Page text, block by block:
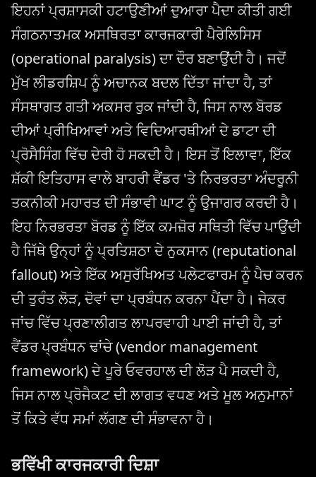
ਇਹਨਾਂ ਪ੍ਰਸ਼ਾਸਕੀ ਹਟਾਉਣੀਆਂ ਦੁਆਰਾ ਪੈਦਾ ਕੀਤੀ ਗਈ
ਸੰਗਠਨਾਤਮਕ ਅਸਥਿਰਤਾ ਕਾਰਜਕਾਰੀ ਪੈਰੇਲਿਸਿਸ
(operational paralysis) ਦਾ ਦੌਰ ਬਣਾਉਂਦੀ ਹੈ। ਜਦੋਂ
ਮੁੱਖ ਲੀਡਰਸ਼ਿਪ ਨੂੰ ਅਚਾਨਕ ਬਦਲ ਦਿੱਤਾ ਜਾਂਦਾ ਹੈ, ਤਾਂ
ਸੰਸਥਾਗਤ ਗਤੀ ਅਕਸਰ ਰੁਕ ਜਾਂਦੀ ਹੈ, ਜਿਸ ਨਾਲ ਬੋਰਡ
ਦੀਆਂ ਪ੍ਰੀਖਿਆਵਾਂ ਅਤੇ ਵਿਦਿਆਰਥੀਆਂ ਦੇ ਡਾਟਾ ਦੀ
ਪ੍ਰੋਸੈਸਿੰਗ ਵਿੱਚ ਦੇਰੀ ਹੋ ਸਕਦੀ ਹੈ। ਇਸ ਤੋਂ ਇਲਾਵਾ, ਇੱਕ
ਸ਼ੱਕੀ ਇਤਿਹਾਸ ਵਾਲੇ ਬਾਹਰੀ ਵੈਂਡਰ 'ਤੇ ਨਿਰਭਰਤਾ ਅੰਦਰੂਨੀ
ਤਕਨੀਕੀ ਮਹਾਰਤ ਦੀ ਸੰਭਾਵੀ ਘਾਟ ਨੂੰ ਉਜਾਗਰ ਕਰਦੀ ਹੈ।
ਇਹ ਨਿਰਭਰਤਾ ਬੋਰਡ ਨੂੰ ਇੱਕ ਕਮਜ਼ੋਰ ਸਥਿਤੀ ਵਿੱਚ ਪਾਉਂਦੀ
ਹੈ ਜਿੱਥੇ ਉਨ੍ਹਾਂ ਨੂੰ ਪ੍ਰਤਿਸ਼ਠਾ ਦੇ ਨੁਕਸਾਨ (reputational
fallout) ਅਤੇ ਇੱਕ ਅਸੁਰੱਖਿਅਤ ਪਲੇਟਫਾਰਮ ਨੂੰ ਪੈਚ ਕਰਨ
ਦੀ ਤੁਰੰਤ ਲੋੜ, ਦੋਵਾਂ ਦਾ ਪ੍ਰਬੰਧਨ ਕਰਨਾ ਪੈਂਦਾ ਹੈ। ਜੇਕਰ
ਜਾਂਚ ਵਿੱਚ ਪ੍ਰਣਾਲੀਗਤ ਲਾਪਰਵਾਹੀ ਪਾਈ ਜਾਂਦੀ ਹੈ, ਤਾਂ
ਵੈਂਡਰ ਪ੍ਰਬੰਧਨ ਢਾਂਚੇ (vendor management
framework) ਦੇ ਪੂਰੇ ਓਵਰਹਾਲ ਦੀ ਲੋੜ ਪੈ ਸਕਦੀ ਹੈ,
ਜਿਸ ਨਾਲ ਪ੍ਰੋਜੈਕਟ ਦੀ ਲਾਗਤ ਵਧਣ ਅਤੇ ਮੂਲ ਅਨੁਮਾਨਾਂ
ਤੋਂ ਕਿਤੇ ਵੱਧ ਸਮਾਂ ਲੱਗਣ ਦੀ ਸੰਭਾਵਨਾ ਹੈ।
ਭਵਿੱਖੀ ਕਾਰਜਕਾਰੀ ਦਿਸ਼ਾ